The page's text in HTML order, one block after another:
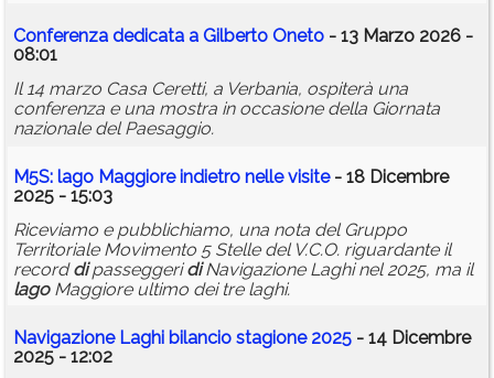
Conferenza dedicata a Gilberto Oneto - 13 Marzo 2026 -
08:01
Il 14 marzo Casa Ceretti, a Verbania, ospiterà una
conferenza e una mostra in occasione della Giornata
nazionale del Paesaggio.
M5S: lago Maggiore indietro nelle visite- 18 Dicembre
2025 - 15:03
Riceviamo e pubblichiamo, una nota del Gruppo
Territoriale Movimento 5 Stelle del V.C.O. riguardante il
recorddipasseggeridiNavigazione Laghi nel 2025, ma il
lagoMaggiore ultimo dei tre laghi.
Navigazione Laghi bilancio stagione 2025 - 14 Dicembre
2025 - 12:02